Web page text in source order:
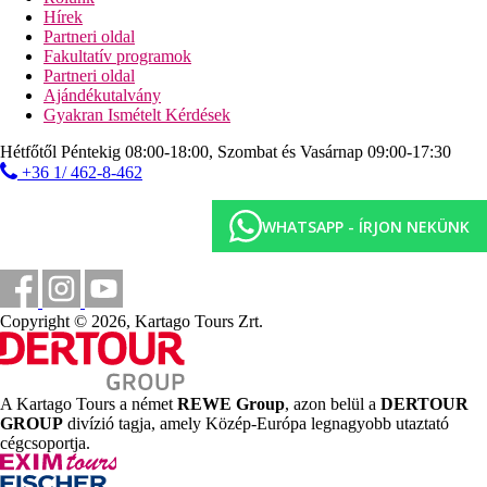
törökfürdő
szauna
gőzfürdő
fitneszterem
asztalitenisz
íjászat
strandröplabda
Sport és szórakozás térítés ellenében
arc- és testkezelések
vízi sportok a tengerparton (helyi szolgáltatóknál)
búváriskola (helyi szolgáltatóknál)
Ellátás
All Inclusive Plus: minden étkezés büférendszerben,
reggel későn kelőknek 10:00 és 12:00 óra között, egész
nap snack-ételek a Tulip bisztróban, délután snack-ételek
a medencénél, valamint fagylalt, desszertek, palacsinta
egész nap, helyi alkoholos és alkoholmentes italok egész
nap. Az All Inclusive Plus szállodák szolgáltatásai
Hírek
Partneri oldal
Fakultatív programok
Partneri oldal
Ajándékutalvány
Gyakran Ismételt Kérdések
Hétfőtől Péntekig 08:00-18:00, Szombat és Vasárnap 09:00-17:30
+36 1/ 462-8-462
WHATSAPP - ÍRJON NEKÜNK
Copyright © 2026, Kartago Tours Zrt.
A Kartago Tours a német REWE Group, azon belül a DERTOUR
GROUP divízió tagja, amely Közép-Európa legnagyobb utaztató
cégcsoportja.